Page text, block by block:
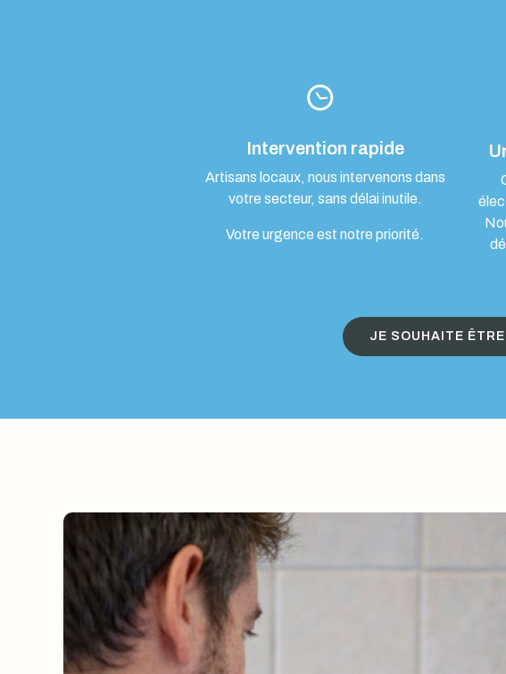
Intervention rapide
Artisans locaux, nous intervenons dans
votre secteur, sans délai inutile.
Votre urgence est notre priorité.
JE SOUHAITE